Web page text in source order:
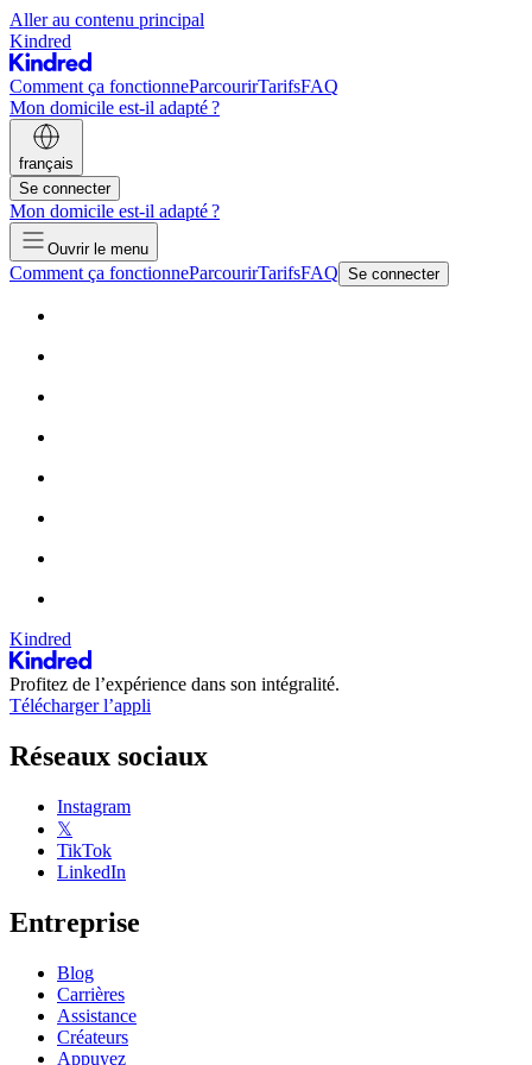
Aller au contenu principal
Kindred
Comment ça fonctionneParcourirTarifsFAQ
Mon domicile est-il adapté ?
français
Se connecter
Mon domicile est-il adapté ?
Ouvrir le menu
Comment ça fonctionneParcourirTarifsFAQ Se connecter
Kindred
Profitez de l’expérience dans son intégralité.
Télécharger l’appli
Réseaux sociaux
Instagram
𝕏
TikTok
LinkedIn
Entreprise
Blog
Carrières
Assistance
Créateurs
Appuyez